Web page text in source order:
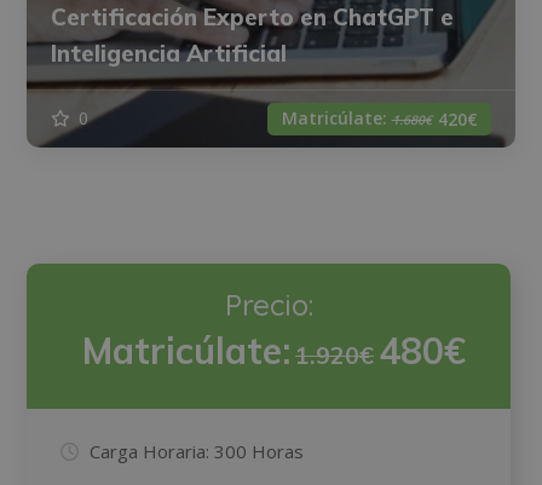
Certificación Experto en ChatGPT e
Inteligencia Artificial
0 Matricúlate:1.680€ 420€
Precio:
Matricúlate:1.920€ 480€
Carga Horaria: 300 Horas